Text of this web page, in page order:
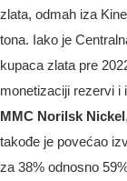
zlata, odmah iza
tona. Iako je
kupaca zlata pre
monetizaciji rezervi i
MMC Norilsk Nickel
takođe je povećao
za 38% odnosno